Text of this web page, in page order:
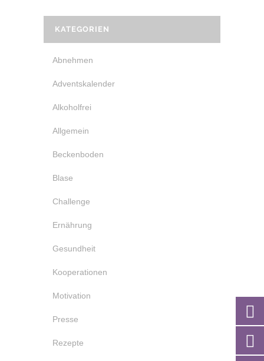
KATEGORIEN
Abnehmen
Adventskalender
Alkoholfrei
Allgemein
Beckenboden
Blase
Challenge
Ernährung
Gesundheit
Kooperationen
Motivation
Presse
Rezepte